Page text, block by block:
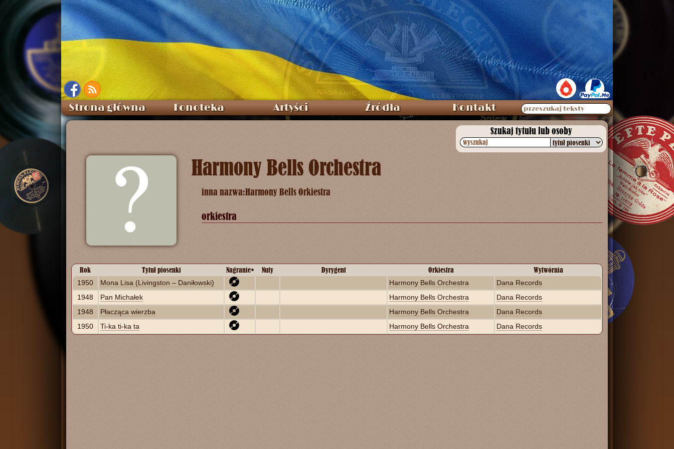
Strona główna Fonoteka Artyści Źródła Kontakt przeszukaj teksty
Szukaj tytułu lub osoby
wyszukaj
Harmony Bells Orchestra
inna nazwa:Harmony Bells Orkiestra
orkiestra
Rok Tytuł piosenki Nagranie* Nuty Dyrygent Orkiestra Wytwórnia
1950 Mona Lisa (Livingston – Daniłowski) Harmony Bells Orchestra
Dana Records
1948
Pan Michałek Harmony Bells Orchestra
Dana Records
1948
Płacząca wierzba Harmony Bells Orchestra
Dana Records
1950
Ti-ka ti-ka ta Harmony Bells Orchestra Dana Records